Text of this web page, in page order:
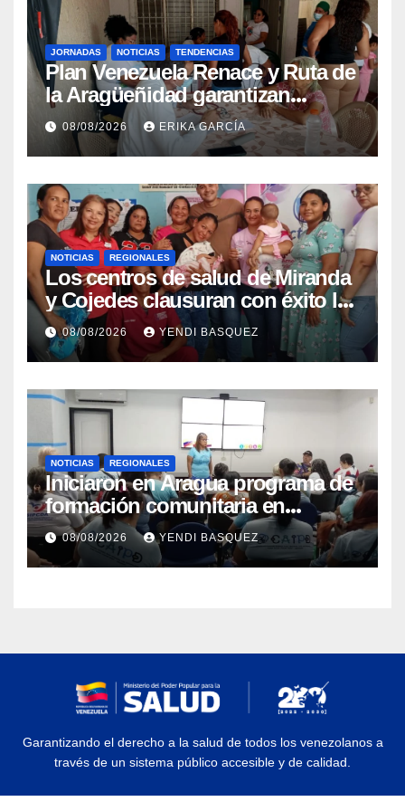
JORNADAS NOTICIAS TENDENCIAS
Plan Venezuela Renace y Ruta de
la Aragüeñidad garantizan
atención médica integral en
Aragua
08/08/2026 ERIKA GARCÍA
NOTICIAS REGIONALES
Los centros de salud de Miranda
y Cojedes clausuran con éxito la
Semana Mundial de la Lactancia
Materna
08/08/2026 YENDI BASQUEZ
NOTICIAS REGIONALES
Iniciaron en Aragua programa de
formación comunitaria en
atención a personas con
discapacidad
08/08/2026 YENDI BASQUEZ
Garantizando el derecho a la salud de todos los venezolanos a
través de un sistema público accesible y de calidad.